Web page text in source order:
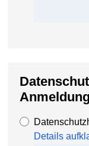
Anmeldung
Details